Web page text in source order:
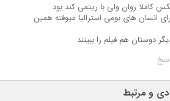
کاملا روان ولی با ریتمی کند بود
انسان های بومی استرالیا میوفته همین
دوستان هم فیلم را ببینند
و مرتبط